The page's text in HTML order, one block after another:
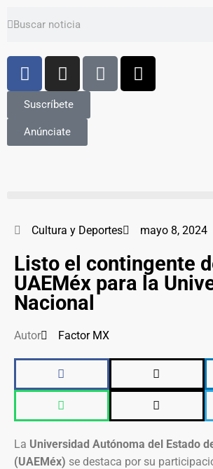
Suscríbete
Anúnciate
Cultura y Deportes mayo 8, 2024
Listo el contingente
UAEMéx para la
Nacional
Autor Factor MX
La Universidad Autónoma del Estado
(UAEMéx) se destaca por su